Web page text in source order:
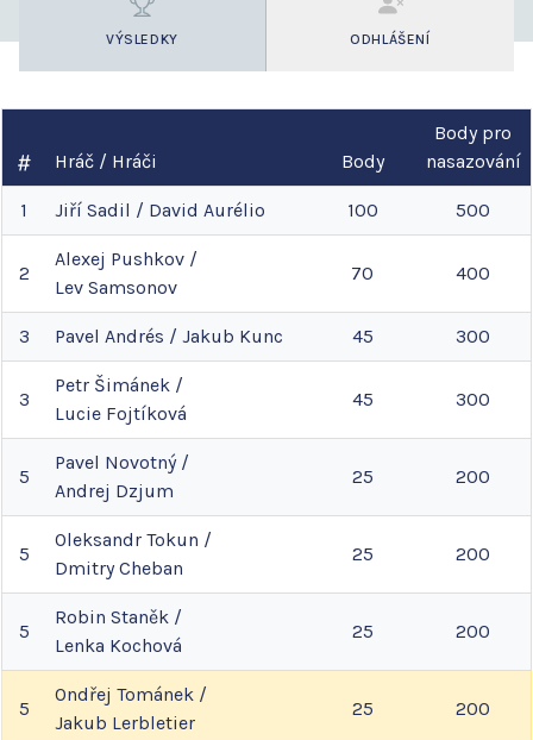
VÝSLEDKY ODHLÁŠENÍ
Hráč / Hráči Body
Body pro
nasazování
1 Jiří Sadil / David Aurélio 100 500
2
Alexej Pushkov /
Lev Samsonov
70 400
3 Pavel Andrés / Jakub Kunc 45 300
3
Petr Šimánek /
Lucie Fojtíková
45 300
5
Pavel Novotný/
Andrej Dzjum
25 200
5
Oleksandr Tokun /
Dmitry Cheban
25 200
5
Robin Staněk /
Lenka Kochová
25 200
5
Ondřej Tománek /
Jakub Lerbletier
25 200